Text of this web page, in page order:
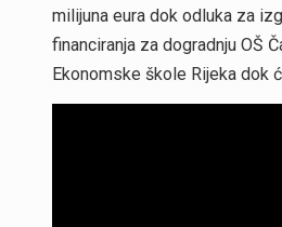
milijuna eura dok odluka za
financiranja za dogradnju OŠ
Ekonomske škole Rijeka dok